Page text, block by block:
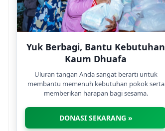
Yuk Berbagi, Bantu Kebutuhan
Kaum Dhuafa
Uluran tangan Anda sangat berarti untuk
membantu memenuh kebutuhan pokok serta
memberikan harapan bagi sesama.
DONASI SEKARANG »